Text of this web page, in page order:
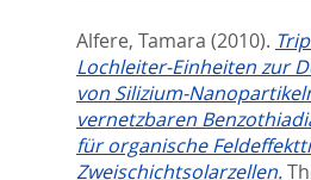
Alfere, Tamara (2010).
Lochleiter-Einheiten zur
von Silizium-
vernetzbaren
für organische
Zweischichtsolarzellen.